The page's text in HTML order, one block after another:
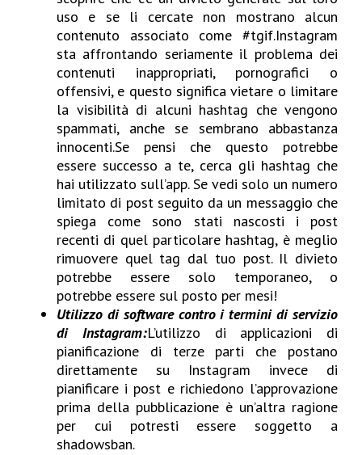
uso e se li cercate non mostrano alcun
contenuto associato come #tgif.Instagram
sta affrontando seriamente il problema dei
contenuti inappropriati, pornografici o
offensivi, e questo significa vietare o limitare
la visibilità di alcuni hashtag che vengono
spammati, anche se sembrano abbastanza
innocenti.Se pensi che questo potrebbe
essere successo a te, cerca gli hashtag che
hai utilizzato sull’app. Se vedi solo un numero
limitato di post seguito da un messaggio che
spiega come sono stati nascosti i post
recenti di quel particolare hashtag, è meglio
rimuovere quel tag dal tuo post. Il divieto
potrebbe essere solo temporaneo, o
potrebbe essere sul posto per mesi!
Utilizzo di software contro i termini di servizio
di Instagram:L’utilizzo di applicazioni di
pianificazione di terze parti che postano
direttamente su Instagram invece di
pianificare i post e richiedono l’approvazione
prima della pubblicazione è un’altra ragione
per cui potresti essere soggetto a
shadowsban.